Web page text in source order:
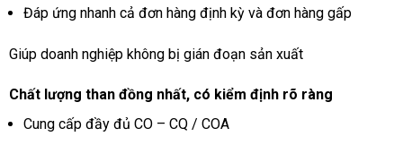
Đáp ứng nhanh cả đơn hàng định kỳ và đơn hàng gấp
Giúp doanh nghiệp không bị gián đoạn sản xuất
Chất lượng than đồng nhất, có kiểm định rõ ràng
Cung cấp đầy đủ CO – CQ / COA